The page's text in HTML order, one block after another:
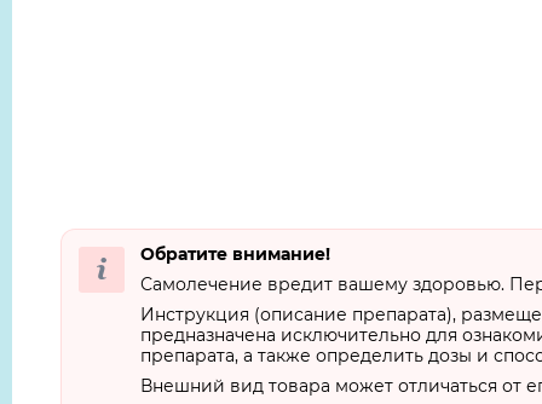
Обратите внимание!
Самолечение вредит вашему здоровью.
Инструкция (описание препарата),
предназначена исключительно для
препарата, а также определить дозы и
Внешний вид товара может отличаться от